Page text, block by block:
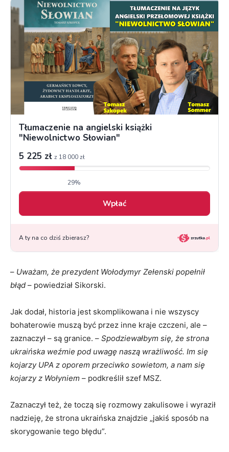
– Uważam, że prezydent Wołodymyr Zełenski popełnił
błąd – powiedział Sikorski.
Jak dodał, historia jest skomplikowana i nie wszyscy
bohaterowie muszą być przez inne kraje czczeni, ale –
zaznaczył – są granice. – Spodziewałbym się, że strona
ukraińska weźmie pod uwagę naszą wrażliwość. Im się
kojarzy UPA z oporem przeciwko sowietom, a nam się
kojarzy z Wołyniem – podkreślił szef MSZ.
Zaznaczył też, że toczą się rozmowy zakulisowe i wyraził
nadzieję, że strona ukraińska znajdzie „jakiś sposób na
skorygowanie tego błędu”.